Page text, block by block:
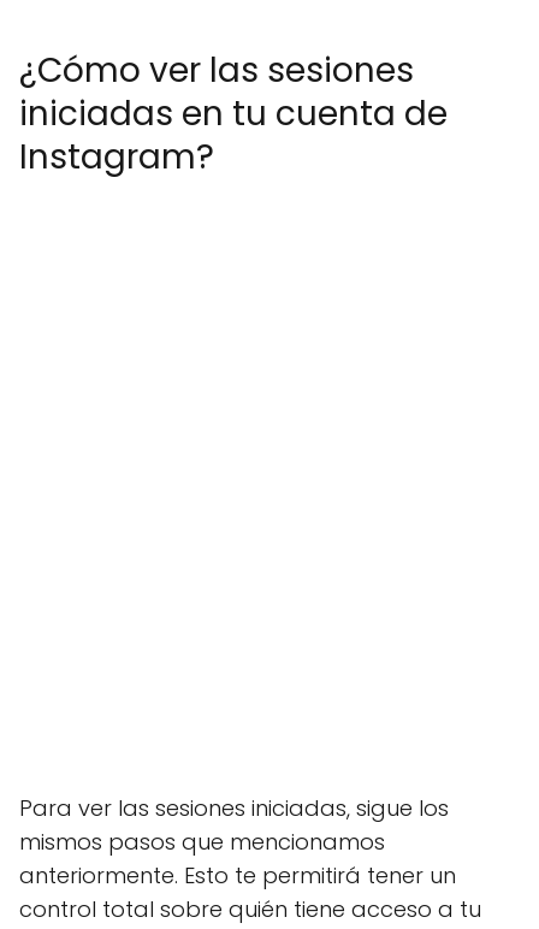
¿Cómo ver las sesiones
iniciadas en tu cuenta de
Instagram?
Para ver las sesiones iniciadas, sigue los
mismos pasos que mencionamos
anteriormente. Esto te permitirá tener un
control total sobre quién tiene acceso a tu